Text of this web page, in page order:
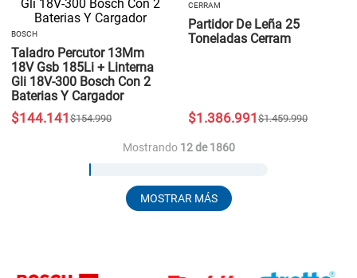
BOSCH
Taladro Percutor 13Mm
18V Gsb 185Li + Linterna
Gli 18V-300 Bosch Con 2
Baterias Y Cargador
$154.990
$144.141
CERRAM
Partidor De Leña 25
Toneladas Cerram
$1.459.990
$1 .386.991
Mostrando 12 de 1860
MOSTRAR MÁS